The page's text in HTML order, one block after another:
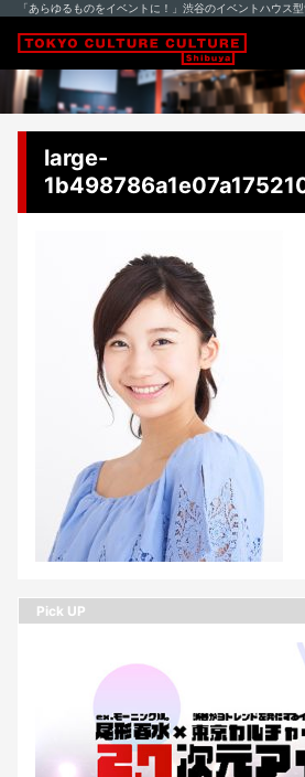
「あらゆるものをイベントに！」渋谷のイベントハウス
large-
Pick UP